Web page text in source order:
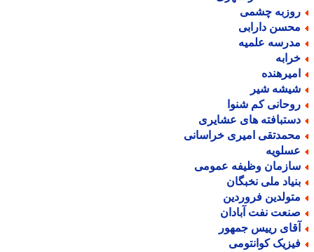
چشمی
دارابی
علمیه
شیر
کم شنوا
های عشایری
امیری خراسانی
وظیفه عمومی
ملی نخبگان
فروردین
نفت آبادان
رییس جمهور
کوانتومی